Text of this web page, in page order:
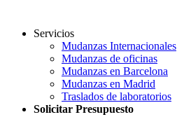
Servicios
Mudanzas Internacionales
Mudanzas de oficinas
Mudanzas en Barcelona
Mudanzas en Madrid
Traslados de laboratorios
Solicitar Presupuesto